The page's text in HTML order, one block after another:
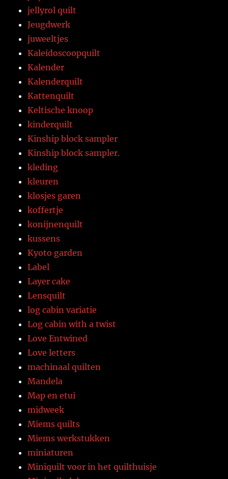
jellyrol quilt
Jeugdwerk
juweeltjes
Kaleidoscoopquilt
Kalender
Kalenderquilt
Kattenquilt
Keltische knoop
kinderquilt
Kinship block sampler
Kinship block sampler.
kleding
kleuren
klosjes garen
koffertje
konijnenquilt
kussens
Kyoto garden
Label
Layer cake
Lensquilt
log cabin variatie
Log cabin with a twist
Love Entwined
Love letters
machinaal quilten
Mandela
Map en etui
midweek
Miems quilts
Miems werkstukken
miniaturen
Miniquilt voor in het quilthuisje